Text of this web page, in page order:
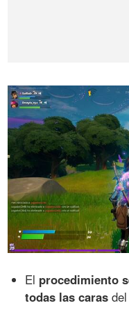
El procedimiento
todas las caras